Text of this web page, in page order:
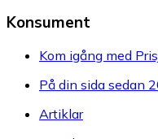
Konsument
Kom igång med
På din sida sedan
Artiklar